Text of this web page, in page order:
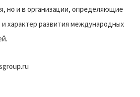
но и в организации, определяющие
характер развития международных